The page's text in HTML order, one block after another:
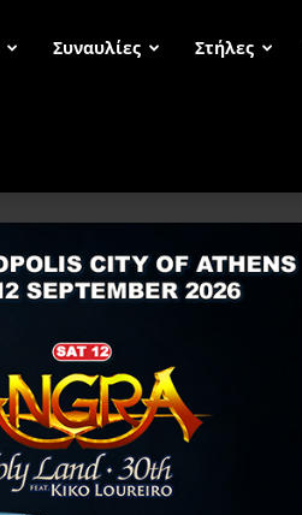
Συναυλίες Στήλες